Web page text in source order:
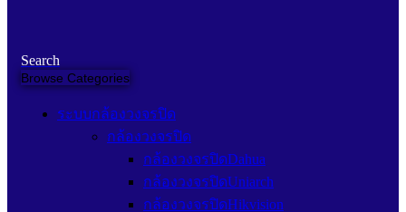
Search
Browse Categories
ระบบกล้องวงจรปิด
กล้องวงจรปิด
กล้องวงจรปิดDahua
กล้องวงจรปิดUniarch
กล้องวงจรปิดHikvision